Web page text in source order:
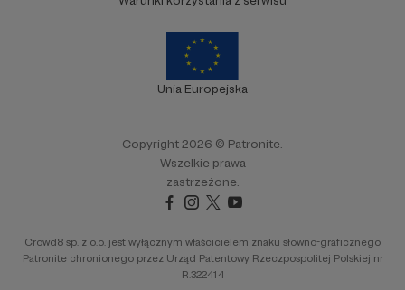
Unia Europejska
Copyright 2026 © Patronite.
Wszelkie prawa
zastrzeżone.
Crowd8 sp. z o.o. jest wyłącznym właścicielem znaku słowno-graficznego
Patronite chronionego przez Urząd Patentowy Rzeczpospolitej Polskiej nr
R.322414